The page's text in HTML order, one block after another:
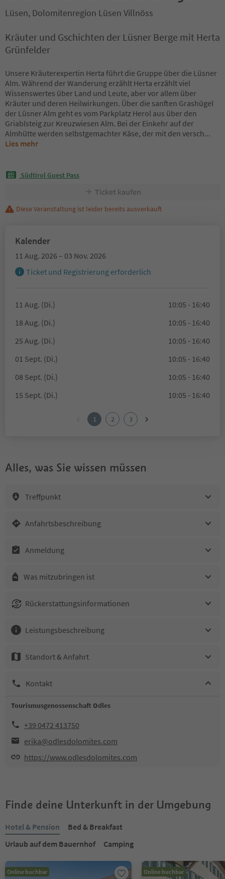
Lüsen, Dolomitenregion Lüsen Villnöss
Kräuter und Gschichten der Lüsner Berge mit Herta
Grünfelder
Unsere Kräuterexpertin Herta führt die Gruppe über die Lüsner
Alm. Während der Wanderung erzählt Herta erzählt viel
Wissenswertes über Land und Leute, aber vor allem über
Kräuter und deren Heilwirkungen. Über die sanften Grashügel
der Lüsner Alm geht es vom Parkplatz Herol aus über den
Griablsteig zur Kreuzwiesen Alm. Bei der Einkehr auf der
Almhütte werden selbstgemachter Käse, der mit den versch...
Lies mehr
Südtirol Guest Pass
Ticket kaufen
Diese Veranstaltung ist leider bereits ausverkauft
Kalender
11 Aug. 2026 – 03 Nov. 2026
Ticket und Registrierung erforderlich
11 Aug. (Di.)
10:05 - 16:40
18 Aug. (Di.)
10:05 - 16:40
25 Aug. (Di.)
10:05 - 16:40
01 Sept. (Di.)
10:05 - 16:40
08 Sept. (Di.)
10:05 - 16:40
15 Sept. (Di.)
10:05 - 16:40
1 2 3
Alles, was Sie wissen müssen
Treffpunkt
Anfahrtsbeschreibung
Anmeldung
Was mitzubringen ist
Rückerstattungsinformationen
Leistungsbeschreibung
Standort & Anfahrt
Kontakt
Tourismusgenossenschaft Odles
+39 0472 413750
erika@odlesdolomites.com
https://www.odlesdolomites.com
Finde deine Unterkunft in der Umgebung
Hotel & Pension
Bed & Breakfast
Urlaub auf dem Bauernhof
Camping
Online buchbar Online buchbar